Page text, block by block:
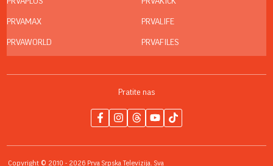
PRVAMAX
PRVAWORLD
PRVALIFE
PRVAFILES
Pratite nas
Copyright © 2010 - 2026 Prva Srpska Televizija. Sva